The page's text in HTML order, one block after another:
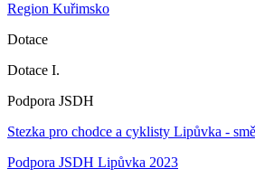
Region Kuřimsko
Dotace
Dotace I.
Podpora JSDH
Stezka pro chodce a cyklisty Lipůvka -
Podpora JSDH Lipůvka 2023